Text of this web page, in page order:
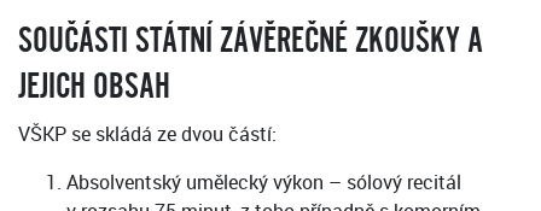
SOUČÁSTI STÁTNÍ ZÁVĚREČNÉ ZKOUŠKY A
JEJICH OBSAH
VŠKP se skládá ze dvou částí:
Absolventský umělecký výkon – sólový recitál